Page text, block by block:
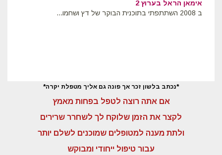
אימאן הראל בערוץ 2
ב 2008 השתתפתי בתוכנית הבוקר של דץ ושחמו...
*נכתב בלשון זכר אך פונה גם אליך מטפלת יקרה*
אם אתה רוצה לטפל בפחות מאמץ
לקצר את הזמן שלוקח לך לשחרר שרירים
ולתת מענה למטופלים שמוכנים לשלם יותר
עבור טיפול ייחודי ומבוקש